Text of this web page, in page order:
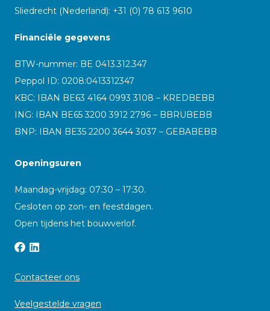
Sliedrecht (Nederland): +31 (0) 78 613 9610
Financiële gegevens
BTW-nummer: BE 0413.312.347
Peppol ID: 0208:0413312347
KBC: IBAN BE63 4164 0993 3108 – KREDBEBB
ING: IBAN BE65 3200 3912 2796 – BBRUBEBB
BNP: IBAN BE35 2200 3644 3037 – GEBABEBB
Openingsuren
Maandag-vrijdag: 07:30 – 17:30.
Gesloten op zon- en feestdagen.
Open tijdens het bouwverlof.
Contacteer ons
Veelgestelde vragen